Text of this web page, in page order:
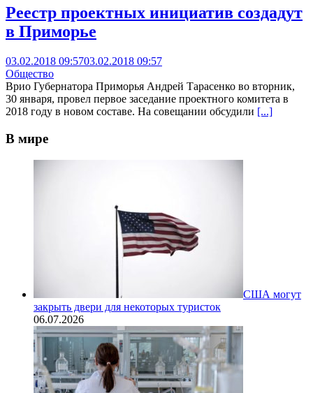
Реестр проектных инициатив создадут
в Приморье
03.02.2018 09:5703.02.2018 09:57
Общество
Врио Губернатора Приморья Андрей Тарасенко во вторник,
30 января, провел первое заседание проектного комитета в
2018 году в новом составе. На совещании обсудили [...]
В мире
США могут
закрыть двери для некоторых туристок
06.07.2026